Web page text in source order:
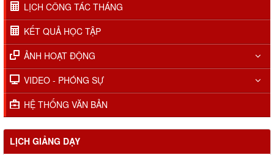
LỊCH CÔNG TÁC THÁNG
KẾT QUẢ HỌC TẬP
ẢNH HOẠT ĐỘNG
VIDEO - PHÓNG SỰ
HỆ THỐNG VĂN BẢN
LỊCH GIẢNG DẠY